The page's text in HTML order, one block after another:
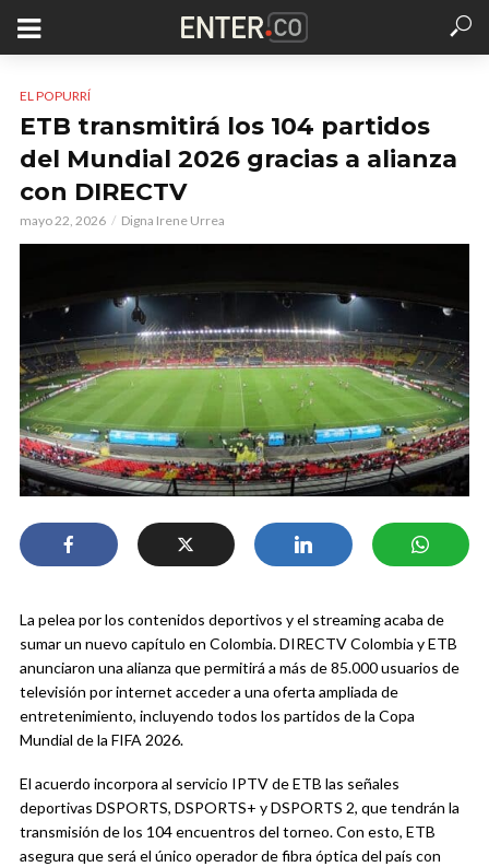
EL POPURRÍ
ETB transmitirá los 104 partidos
del Mundial 2026 gracias a alianza
con DIRECTV
mayo 22, 2026 Digna Irene Urrea
La pelea por los contenidos deportivos y el streaming acaba de
sumar un nuevo capítulo en Colombia. DIRECTV Colombia y ETB
anunciaron una alianza que permitirá a más de 85.000 usuarios de
televisión por internet acceder a una oferta ampliada de
entretenimiento, incluyendo todos los partidos de la Copa
Mundial de la FIFA 2026.
El acuerdo incorpora al servicio IPTV de ETB las señales
deportivas DSPORTS, DSPORTS+ y DSPORTS 2, que tendrán la
transmisión de los 104 encuentros del torneo. Con esto, ETB
asegura que será el único operador de fibra óptica del país con